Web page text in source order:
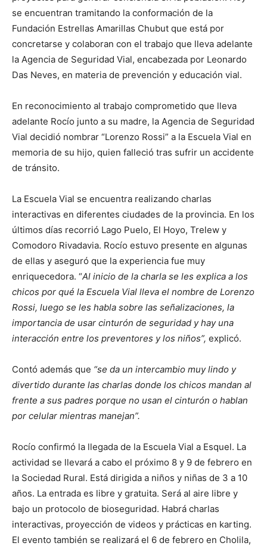
se encuentran tramitando la conformación de la
Fundación Estrellas Amarillas Chubut que está por
concretarse y colaboran con el trabajo que lleva adelante
la Agencia de Seguridad Vial, encabezada por Leonardo
Das Neves, en materia de prevención y educación vial.
En reconocimiento al trabajo comprometido que lleva
adelante Rocío junto a su madre, la Agencia de Seguridad
Vial decidió nombrar “Lorenzo Rossi” a la Escuela Vial en
memoria de su hijo, quien falleció tras sufrir un accidente
de tránsito.
La Escuela Vial se encuentra realizando charlas
interactivas en diferentes ciudades de la provincia. En los
últimos días recorrió Lago Puelo, El Hoyo, Trelew y
Comodoro Rivadavia. Rocío estuvo presente en algunas
de ellas y aseguró que la experiencia fue muy
enriquecedora. “Al inicio de la charla se les explica a los
chicos por qué la Escuela Vial lleva el nombre de Lorenzo
Rossi, luego se les habla sobre las señalizaciones, la
importancia de usar cinturón de seguridad y hay una
interacción entre los preventores y los niños”, explicó.
Contó además que “se da un intercambio muy lindo y
divertido durante las charlas donde los chicos mandan al
frente a sus padres porque no usan el cinturón o hablan
por celular mientras manejan”.
Rocío confirmó la llegada de la Escuela Vial a Esquel. La
actividad se llevará a cabo el próximo 8 y 9 de febrero en
la Sociedad Rural. Está dirigida a niños y niñas de 3 a 10
años. La entrada es libre y gratuita. Será al aire libre y
bajo un protocolo de bioseguridad. Habrá charlas
interactivas, proyección de videos y prácticas en karting.
El evento también se realizará el 6 de febrero en Cholila,